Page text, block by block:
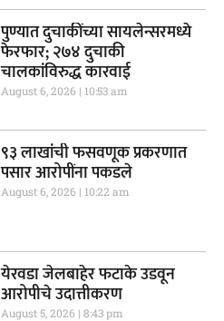
पुण्यात दुचाकींच्या सायलेन्सरमध्ये
फेरफार; २७४ दुचाकी
चालकांविरुद्ध कारवाई
August 6, 2026 10:53 am
९३ लाखांची फसवणूक प्रकरणात
पसार आरोपींना पकडले
August 6, 2026 10:22 am
येरवडा जेलबाहेर फटाके उडवून
आरोपीचे उदात्तीकरण
August 5, 2026 8:43 pm